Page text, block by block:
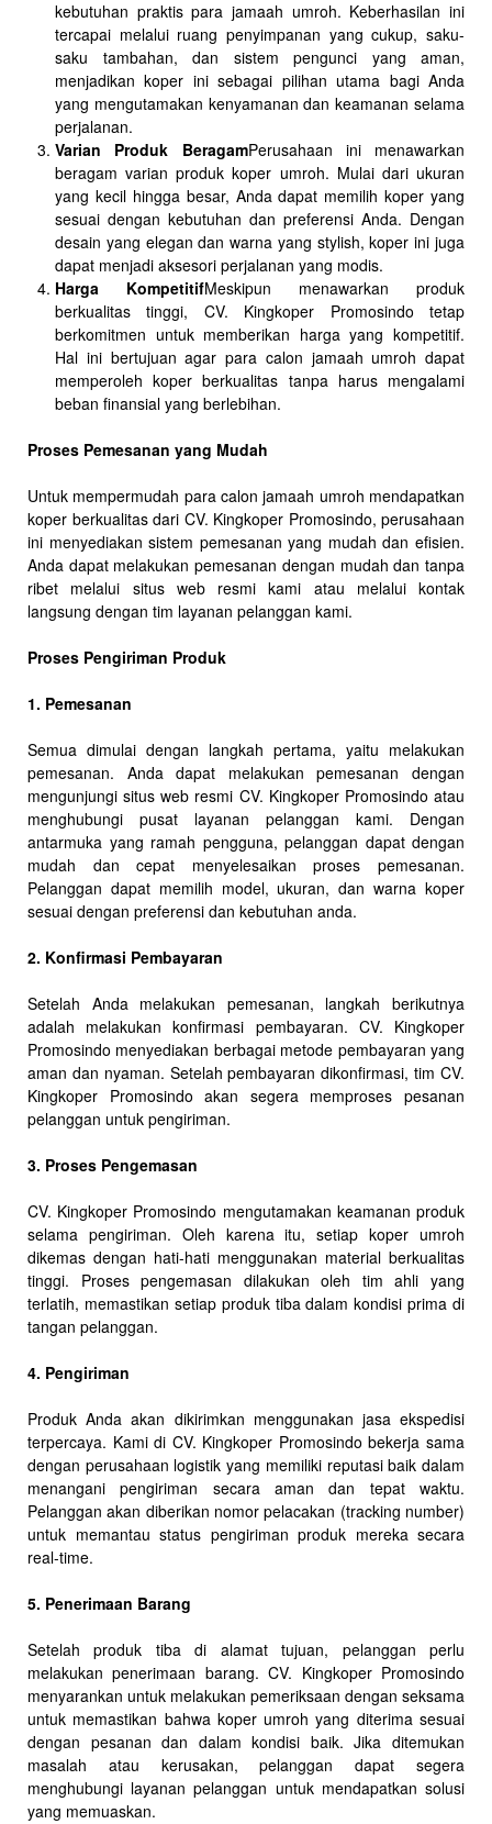
kebutuhan praktis para jamaah umroh. Keberhasilan ini
tercapai melalui ruang penyimpanan yang cukup, saku-
saku tambahan, dan sistem pengunci yang aman,
menjadikan koper ini sebagai pilihan utama bagi Anda
yang mengutamakan kenyamanan dan keamanan selama
perjalanan.
Varian Produk BeragamPerusahaan ini menawarkan
beragam varian produk koper umroh. Mulai dari ukuran
yang kecil hingga besar, Anda dapat memilih koper yang
sesuai dengan kebutuhan dan preferensi Anda. Dengan
desain yang elegan dan warna yang stylish, koper ini juga
dapat menjadi aksesori perjalanan yang modis.
Harga KompetitifMeskipun menawarkan produk
berkualitas tinggi, CV. Kingkoper Promosindo tetap
berkomitmen untuk memberikan harga yang kompetitif.
Hal ini bertujuan agar para calon jamaah umroh dapat
memperoleh koper berkualitas tanpa harus mengalami
beban finansial yang berlebihan.
Proses Pemesanan yang Mudah
Untuk mempermudah para calon jamaah umroh mendapatkan
koper berkualitas dari CV. Kingkoper Promosindo, perusahaan
ini menyediakan sistem pemesanan yang mudah dan efisien.
Anda dapat melakukan pemesanan dengan mudah dan tanpa
ribet melalui situs web resmi kami atau melalui kontak
langsung dengan tim layanan pelanggan kami.
Proses Pengiriman Produk
1. Pemesanan
Semua dimulai dengan langkah pertama, yaitu melakukan
pemesanan. Anda dapat melakukan pemesanan dengan
mengunjungi situs web resmi CV. Kingkoper Promosindo atau
menghubungi pusat layanan pelanggan kami. Dengan
antarmuka yang ramah pengguna, pelanggan dapat dengan
mudah dan cepat menyelesaikan proses pemesanan.
Pelanggan dapat memilih model, ukuran, dan warna koper
sesuai dengan preferensi dan kebutuhan anda.
2. Konfirmasi Pembayaran
Setelah Anda melakukan pemesanan, langkah berikutnya
adalah melakukan konfirmasi pembayaran. CV. Kingkoper
Promosindo menyediakan berbagai metode pembayaran yang
aman dan nyaman. Setelah pembayaran dikonfirmasi, tim CV.
Kingkoper Promosindo akan segera memproses pesanan
pelanggan untuk pengiriman.
3. Proses Pengemasan
CV. Kingkoper Promosindo mengutamakan keamanan produk
selama pengiriman. Oleh karena itu, setiap koper umroh
dikemas dengan hati-hati menggunakan material berkualitas
tinggi. Proses pengemasan dilakukan oleh tim ahli yang
terlatih, memastikan setiap produk tiba dalam kondisi prima di
tangan pelanggan.
4. Pengiriman
Produk Anda akan dikirimkan menggunakan jasa ekspedisi
terpercaya. Kami di CV. Kingkoper Promosindo bekerja sama
dengan perusahaan logistik yang memiliki reputasi baik dalam
menangani pengiriman secara aman dan tepat waktu.
Pelanggan akan diberikan nomor pelacakan (tracking number)
untuk memantau status pengiriman produk mereka secara
real-time.
5. Penerimaan Barang
Setelah produk tiba di alamat tujuan, pelanggan perlu
melakukan penerimaan barang. CV. Kingkoper Promosindo
menyarankan untuk melakukan pemeriksaan dengan seksama
untuk memastikan bahwa koper umroh yang diterima sesuai
dengan pesanan dan dalam kondisi baik. Jika ditemukan
masalah atau kerusakan, pelanggan dapat segera
menghubungi layanan pelanggan untuk mendapatkan solusi
yang memuaskan.